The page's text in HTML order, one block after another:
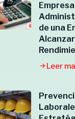
de una
Leer